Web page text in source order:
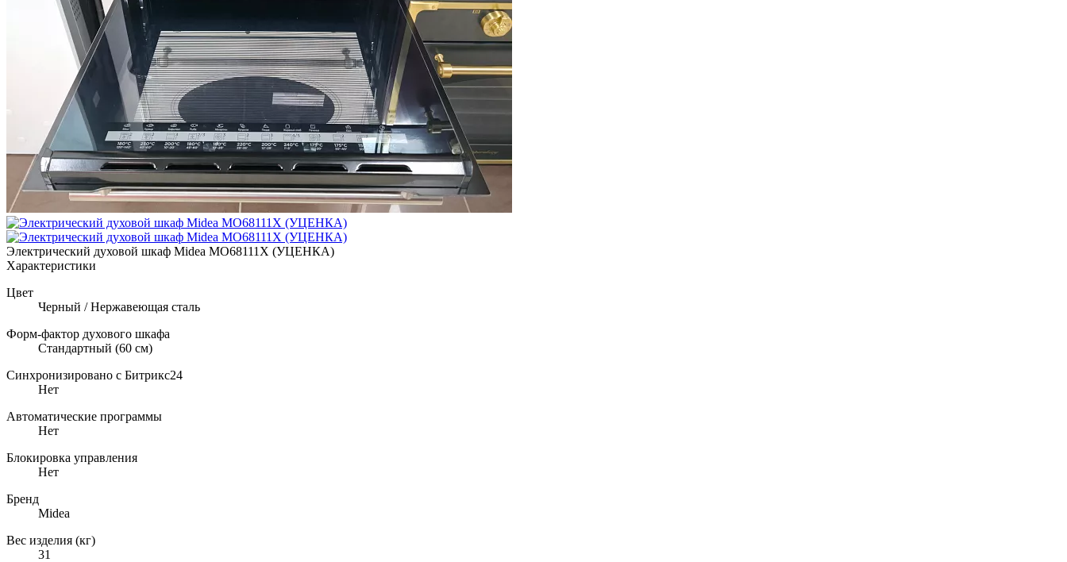
Электрический духовой шкаф Midea MO68111X (УЦЕНКА)
Характеристики
Цвет
Черный / Нержавеющая сталь
Форм-фактор духового шкафа
Стандартный (60 см)
Синхронизировано с Битрикс24
Нет
Автоматические программы
Нет
Блокировка управления
Нет
Бренд
Midea
Вес изделия (кг)
31